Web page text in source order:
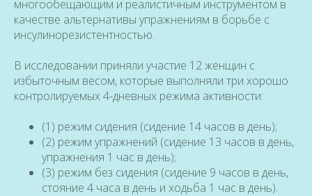
многообещающим и реалистичным инструментом в
качестве альтернативы упражнениям в борьбе с
инсулинорезистентностью.
В исследовании приняли участие 12 женщин с
избыточным весом, которые выполняли три хорошо
контролируемых 4-дневных режима активности:
(1) режим сидения (сидение 14 часов в день);
(2) режим упражнений (сидение 13 часов в день,
упражнения 1 час в день);
(3) режим без сидения (сидение 9 часов в день,
стояние 4 часа в день и ходьба 1 час в день).